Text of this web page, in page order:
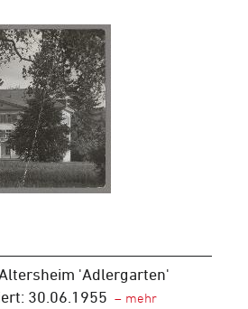
'Adlergarten'
30.06.1955